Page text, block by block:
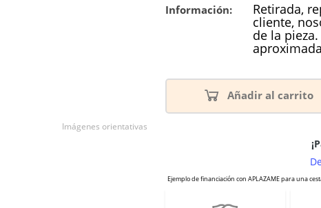
Información: Retirada,
cliente,
de la
Añadir al carrito
Imágenes orientativas